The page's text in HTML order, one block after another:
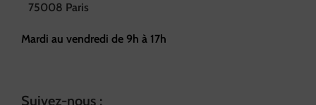
75008 Paris
Mardi au vendredi de 9h à 17h
Suivez-nous :